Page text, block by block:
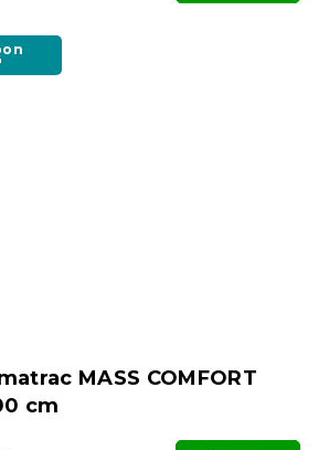
MASS COMFORT
cm